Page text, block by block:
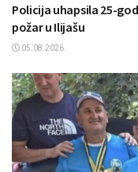
Policija uhapsila 25-
požar u Ilijašu
05.08.2026.